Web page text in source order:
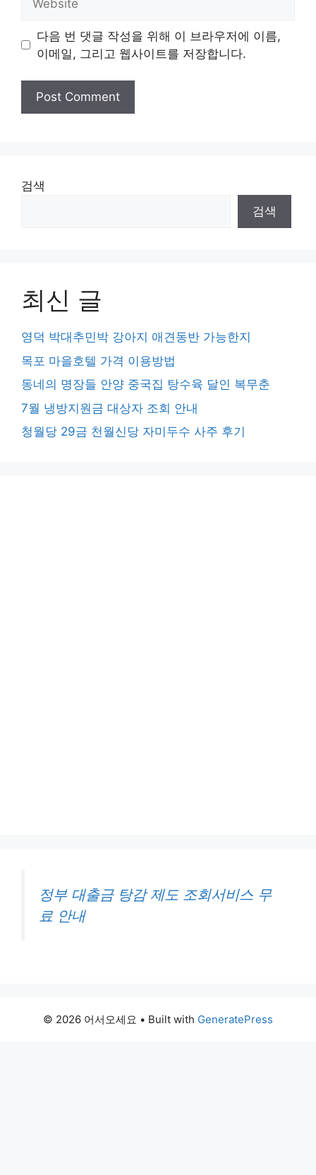
다음 번 댓글 작성을 위해 이 브라우저에 이름,
이메일, 그리고 웹사이트를 저장합니다.
검색
검색
최신 글
영덕 박대추민박 강아지 애견동반 가능한지
목포 마을호텔 가격 이용방법
동네의 명장들 안양 중국집 탕수육 달인 복무춘
7월 냉방지원금 대상자 조회 안내
청월당 29금 천월신당 자미두수 사주 후기
정부 대출금 탕감 제도 조회서비스 무
료 안내
© 2026 어서오세요 • Built with GeneratePress